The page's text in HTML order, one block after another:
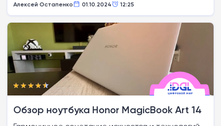
Алексей Остапенко 01.10.2024 12:25
Обзор ноутбука Honor MagicBook Art 14